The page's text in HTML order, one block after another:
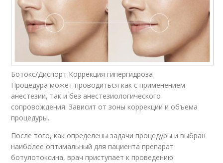
Ботокс/Диспорт Коррекция гипергидроза
Процедура может проводиться как с применением
анестезии, так и без анестезиологического
сопровождения. Зависит от зоны коррекции и объема
процедуры.
После того, как определены задачи процедуры и выбран
наиболее оптимальный для пациента препарат
ботулотоксина, врач приступает к проведению